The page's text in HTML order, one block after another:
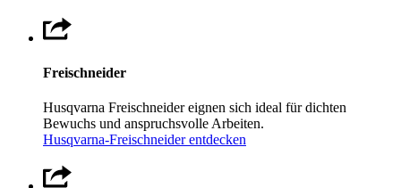
Freischneider
Husqvarna Freischneider eignen sich ideal für dichten
Bewuchs und anspruchsvolle Arbeiten.
Husqvarna-Freischneider entdecken